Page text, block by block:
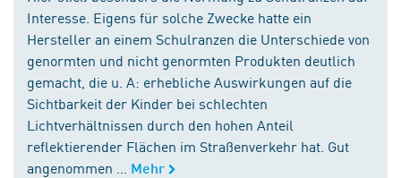
Interesse. Eigens für solche Zwecke hatte ein
Hersteller an einem Schulranzen die Unterschiede von
genormten und nicht genormten Produkten deutlich
gemacht, die u. A: erhebliche Auswirkungen auf die
Sichtbarkeit der Kinder bei schlechten
Lichtverhältnissen durch den hohen Anteil
reflektierender Flächen im Straßenverkehr hat. Gut
angenommen ...
Mehr